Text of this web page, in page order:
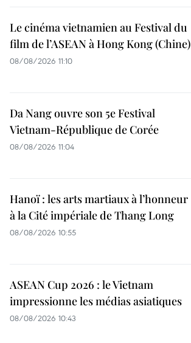
Le cinéma vietnamien au Festival du
film de l’ASEAN à Hong Kong (Chine)
08/08/2026 11:10
Da Nang ouvre son 5e Festival
Vietnam-République de Corée
08/08/2026 11:04
Hanoï : les arts martiaux à l’honneur
à la Cité impériale de Thang Long
08/08/2026 10:55
ASEAN Cup 2026 : le Vietnam
impressionne les médias asiatiques
08/08/2026 10:43